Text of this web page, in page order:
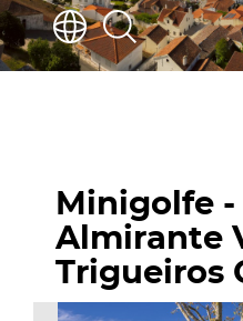
Minigolfe -
Almirante
Trigueiros